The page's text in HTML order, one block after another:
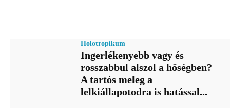
Holotropikum
Ingerlékenyebb vagy és
rosszabbul alszol a hőségben?
A tartós meleg a
lelkiállapotodra is hatással...